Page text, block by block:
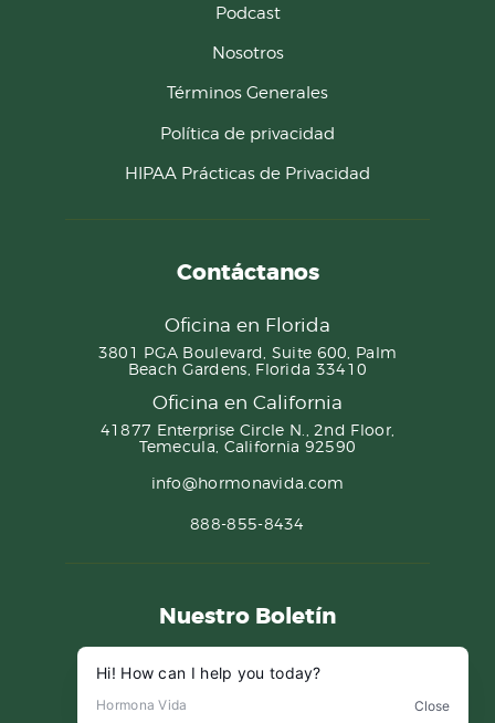
Podcast
Nosotros
Términos Generales
Política de privacidad
HIPAA Prácticas de Privacidad
Contáctanos
Oficina en Florida
3801 PGA Boulevard, Suite 600, Palm
Beach Gardens, Florida 33410
Oficina en California
41877 Enterprise Circle N., 2nd Floor,
Temecula, California 92590
info@hormonavida.com
888-855-8434
Nuestro Boletín